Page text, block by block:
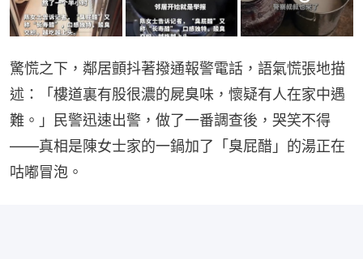
驚慌之下，鄰居顫抖著撥通報警電話，語氣慌張地描
述：「樓道裏有股很濃的屍臭味，懷疑有人在家中遇
難。」民警迅速出警，做了一番調查後，哭笑不得
——真相是陳女士家的一鍋加了「臭屁醋」的湯正在
咕嘟冒泡。